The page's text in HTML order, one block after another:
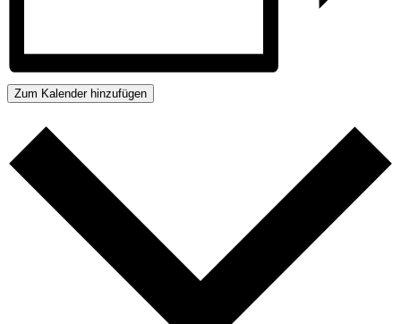
Zum Kalender hinzufügen